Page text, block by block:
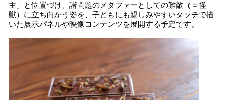
主」と位置づけ、諸問題のメタファーとしての難敵（＝怪
獣）に立ち向かう姿を、子どもにも親しみやすいタッチで描
いた展示パネルや映像コンテンツを展開する予定です。